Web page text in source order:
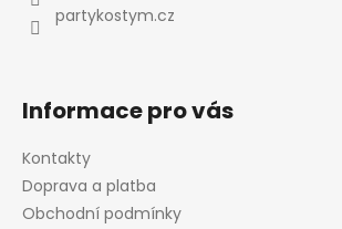
partykostym.cz
Informace pro vás
Kontakty
Doprava a platba
Obchodní podmínky